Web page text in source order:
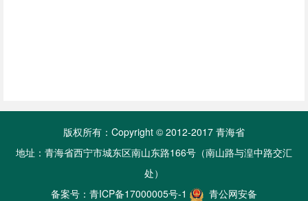
版权所有：Copyright © 2012-2017 青海省
地址：青海省西宁市城东区南山东路166号（南山路与湟中路交汇
处）
备案号： 青ICP备17000005号-1 青公网安备